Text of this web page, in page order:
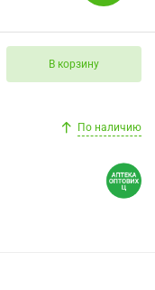
В корзину
По наличию